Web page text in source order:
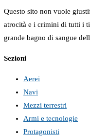
Questo sito non vuole
atrocità e i crimini di tutti i
grande bagno di sangue
Sezioni
Aerei
Navi
Mezzi terrestri
Armi e tecnologie
Protagonisti